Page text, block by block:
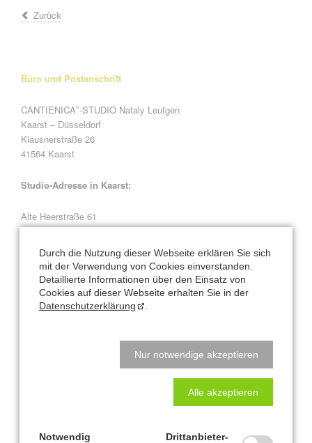
Zurück
Büro und Postanschrift
CANTIENICA®-STUDIO Nataly Leufgen
Kaarst – Düsseldorf
Klausnerstraße 26
41564 Kaarst
Studio-Adresse in Kaarst:
Alte Heerstraße 61
41564 Kaarst
Natalys Blog
Normal
Bequem soll's sein - fürs Hirn!
Durch die Nutzung dieser Webseite erklären Sie sich
mit der Verwendung von Cookies einverstanden.
Detaillierte Informationen über den Einsatz von
Cookies auf dieser Webseite erhalten Sie in der
Datenschutzerklärung
Nur notwendige akzeptieren
Alle akzeptieren
Notwendig
Drittanbieter-